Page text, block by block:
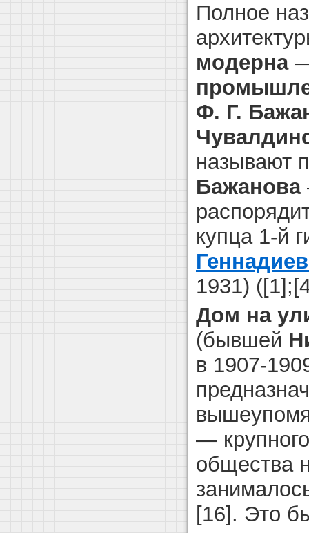
Полное
модерна
Ф. Г.
называют
Бажанова
купца 1-й
1931)
Дом на
(бывшей
в 1907-
—
общества
[16]. Это